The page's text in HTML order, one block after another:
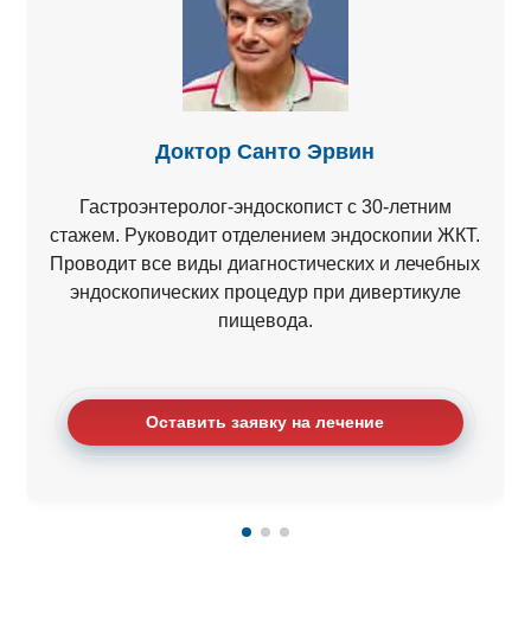
Доктор Санто Эрвин
Гастроэнтеролог-эндоскопист с 30-летним
стажем. Руководит отделением эндоскопии ЖКТ.
Проводит все виды диагностических и лечебных
эндоскопических процедур при дивертикуле
пищевода.
Оставить заявку на лечение